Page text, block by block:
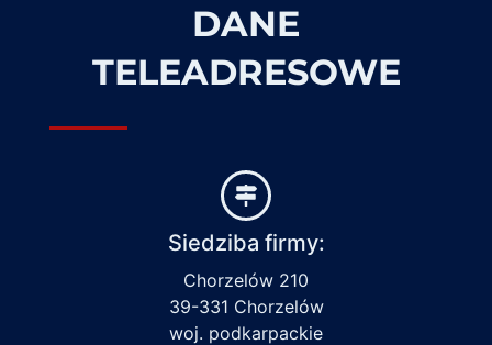
DANE
TELEADRESOWE
Siedziba firmy:
Chorzelów 210
39-331 Chorzelów
woj. podkarpackie